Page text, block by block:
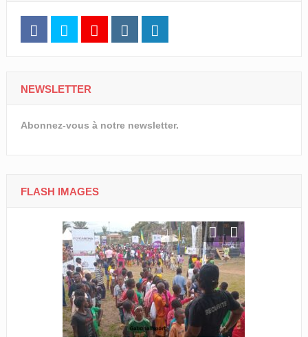
NEWSLETTER
Abonnez-vous à notre newsletter.
FLASH IMAGES